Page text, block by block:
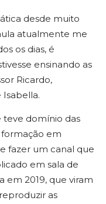
desde muito
atualmente me
os dias, é
ensinando as
Ricardo,
Isabella.
domínio das
em
fazer um canal que
em sala de
em 2019, que viram
as